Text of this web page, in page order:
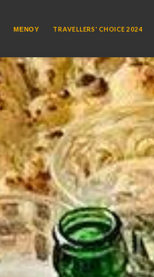
ΜΕΝΟΎ TRAVELLERS' CHOICE 2024